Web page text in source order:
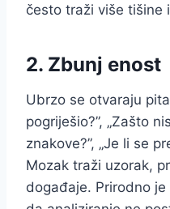
često traži više tišine
2. Zbunj enost
Ubrzo se otvaraju
pogriješio?”, „Zašto
znakove?”, „Je li se
Mozak traži uzorak,
događaje. Prirodno